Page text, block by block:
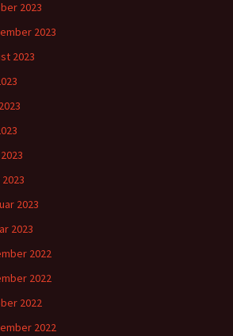
2023
2023
2023
2023
2023
2022
2022
2022
2022